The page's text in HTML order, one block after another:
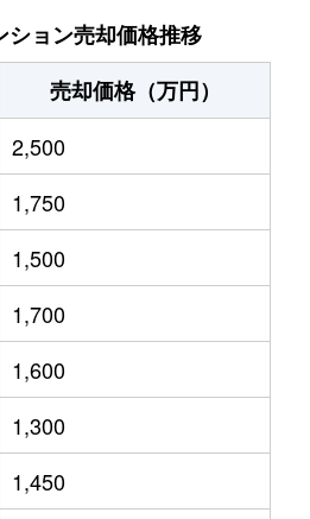
円 清水(静岡) 徒歩5分
草薙(ＪＲ) 徒歩28分
草薙(ＪＲ)
円 清水(静岡)
円 新清水
ョン売却価格推移
売却価格（万円）
2,500
1,750
1,500
1,700
1,600
1,300
1,450